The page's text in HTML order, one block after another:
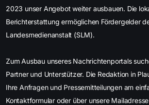
2023 unser Angebot weiter ausbauen. Die
Berichterstattung ermöglichen Fördergelder
Landesmedienanstalt (SLM).
Zum Ausbau unseres Nachrichtenportals
Partner und Unterstützer. Die Redaktion in
Ihre Anfragen und Pressemitteilungen am
Kontaktformular oder über unsere Mailadresse